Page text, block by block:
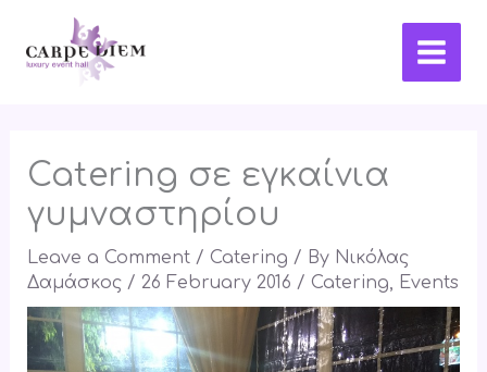
Main
Catering σε εγκαίνια
γυμναστηρίου
Leave a Comment / Catering / By Νικόλας
Δαμάσκος / 26 February 2016 / Catering, Events